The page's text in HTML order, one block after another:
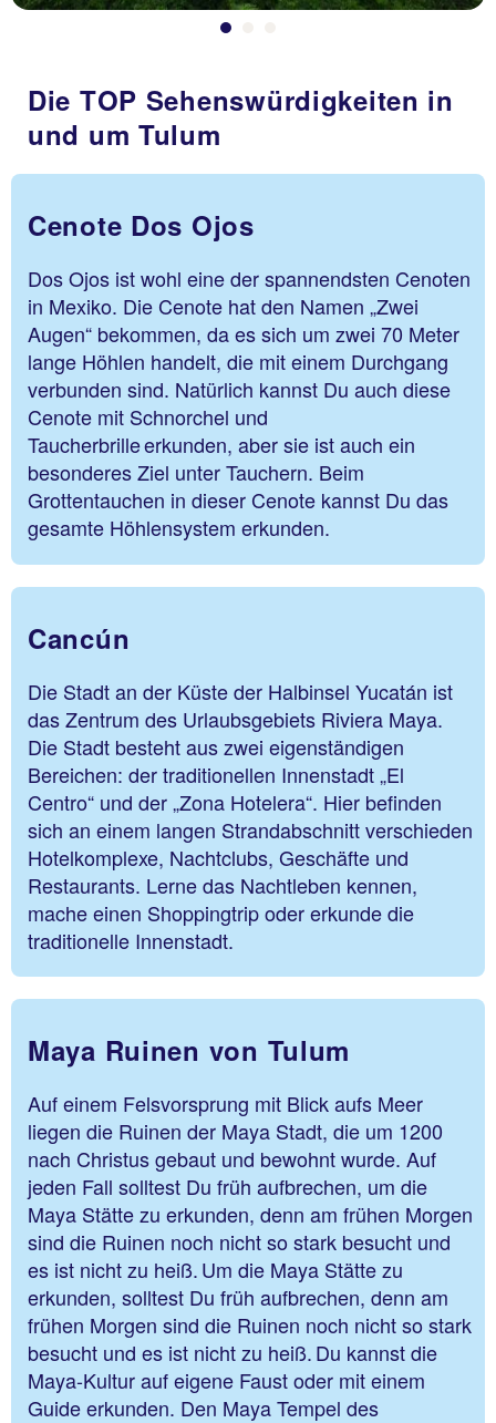
Die TOP Sehenswürdigkeiten in
und um Tulum
Cenote Dos Ojos
Dos Ojos ist wohl eine der spannendsten Cenoten
in Mexiko. Die Cenote hat den Namen „Zwei
Augen“ bekommen, da es sich um zwei 70 Meter
lange Höhlen handelt, die mit einem Durchgang
verbunden sind. Natürlich kannst Du auch diese
Cenote mit Schnorchel und
Taucherbrille erkunden, aber sie ist auch ein
besonderes Ziel unter Tauchern. Beim
Grottentauchen in dieser Cenote kannst Du das
gesamte Höhlensystem erkunden.
Cancún
Die Stadt an der Küste der Halbinsel Yucatán ist
das Zentrum des Urlaubsgebiets Riviera Maya.
Die Stadt besteht aus zwei eigenständigen
Bereichen: der traditionellen Innenstadt „El
Centro“ und der „Zona Hotelera“. Hier befinden
sich an einem langen Strandabschnitt verschieden
Hotelkomplexe, Nachtclubs, Geschäfte und
Restaurants. Lerne das Nachtleben kennen,
mache einen Shoppingtrip oder erkunde die
traditionelle Innenstadt.
Maya Ruinen von Tulum
Auf einem Felsvorsprung mit Blick aufs Meer
liegen die Ruinen der Maya Stadt, die um 1200
nach Christus gebaut und bewohnt wurde. Auf
jeden Fall solltest Du früh aufbrechen, um die
Maya Stätte zu erkunden, denn am frühen Morgen
sind die Ruinen noch nicht so stark besucht und
es ist nicht zu heiß. Um die Maya Stätte zu
erkunden, solltest Du früh aufbrechen, denn am
frühen Morgen sind die Ruinen noch nicht so stark
besucht und es ist nicht zu heiß. Du kannst die
Maya-Kultur auf eigene Faust oder mit einem
Guide erkunden. Den Maya Tempel des